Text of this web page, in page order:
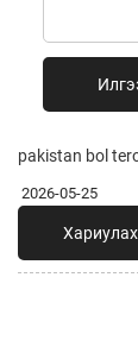
pakistan bol
2026-05-25
Хариулах